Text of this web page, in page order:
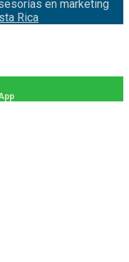
en marketing
Rica